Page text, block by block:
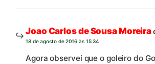
Joao Carlos de Sousa Moreira
18 de agosto de 2016 às 15:34
Agora observei que o goleiro do